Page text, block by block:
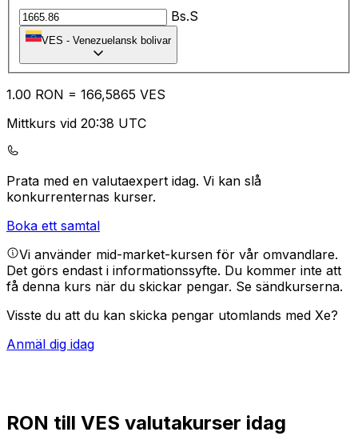
Bs.S
VES - Venezuelansk bolivar
1.00 RON = 166,5865 VES
Mittkurs vid 20:38 UTC
Prata med en valutaexpert idag. Vi kan slå
konkurrenternas kurser.
Boka ett samtal
Vi använder mid-market-kursen för vår omvandlare.
Det görs endast i informationssyfte. Du kommer inte att
få denna kurs när du skickar pengar. Se sändkurserna.
Visste du att du kan skicka pengar utomlands med Xe?
Anmäl dig idag
RON till VES valutakurser idag